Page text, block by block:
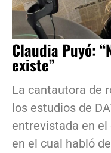
Claudia Puyó:
existe”
La cantautora de
los estudios de
entrevistada en el
en el cual habló